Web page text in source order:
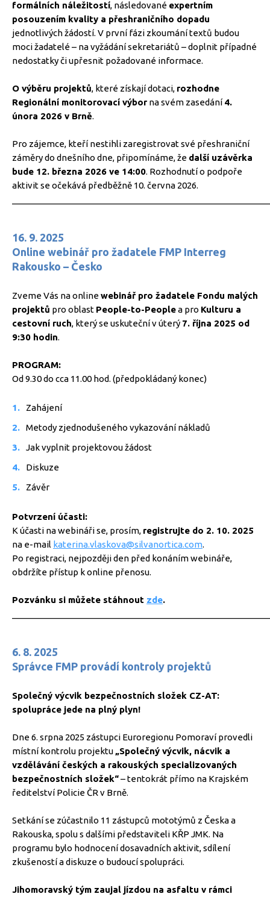
formálních náležitostí, následované expertním
posouzením kvality a přeshraničního dopadu
jednotlivých žádostí. V první fázi zkoumání textů budou
moci žadatelé – na vyžádání sekretariátů – doplnit případné
nedostatky či upřesnit požadované informace.
O výběru projektů, které získají dotaci, rozhodne
Regionální monitorovací výbor na svém zasedání 4.
února 2026 v Brně.
Pro zájemce, kteří nestihli zaregistrovat své přeshraniční
záměry do dnešního dne, připomínáme, že další uzávěrka
bude 12. března 2026 ve 14:00. Rozhodnutí o podpoře
aktivit se očekává předběžně 10. června 2026.
16. 9. 2025
Online webinář pro žadatele FMP Interreg
Rakousko – Česko
Zveme Vás na onlinewebinář pro žadatele Fondu malých
projektů pro oblast People-to-Peoplea pro Kulturu a
cestovní ruch, který se uskuteční v úterý 7. října 2025 od
9:30 hodin.
PROGRAM:
Od 9.30 do cca 11.00 hod. (předpokládaný konec)
Zahájení
Metody zjednodušeného vykazování nákladů
Jak vyplnit projektovou žádost
Diskuze
Závěr
Potvrzení účasti:
K účasti na webináři se, prosím, registrujte do 2. 10. 2025
na e-mail katerina.vlaskova@silvanortica.com.
Po registraci, nejpozději den před konáním webináře,
obdržíte přístup k online přenosu.
Pozvánku si můžete stáhnout zde.
6. 8. 2025
Správce FMP provádí kontroly projektů
Společný výcvik bezpečnostních složek CZ-AT:
spolupráce jede na plný plyn!
Dne 6. srpna 2025 zástupci Euroregionu Pomoraví provedli
místní kontrolu projektu „Společný výcvik, nácvik a
vzdělávání českých a rakouských specializovaných
bezpečnostních složek“– tentokrát přímo na Krajském
ředitelství Policie ČR v Brně.
Setkání se zúčastnilo 11 zástupců mototýmů z Česka a
Rakouska, spolu s dalšími představiteli KŘP JMK. Na
programu bylo hodnocení dosavadních aktivit, sdílení
zkušeností a diskuze o budoucí spolupráci.
Jihomoravský tým zaujal jízdou na asfaltu v rámci